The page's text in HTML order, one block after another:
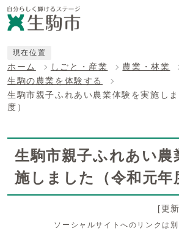
現在位置
ホーム しごと・産業
農業・林業
生駒の農業を体験する
生駒市親子ふれあい農業体験を実施し
度）
生駒市親子ふれあい農
施しました（令和元年
[更
ソーシャルサイトへのリンクは